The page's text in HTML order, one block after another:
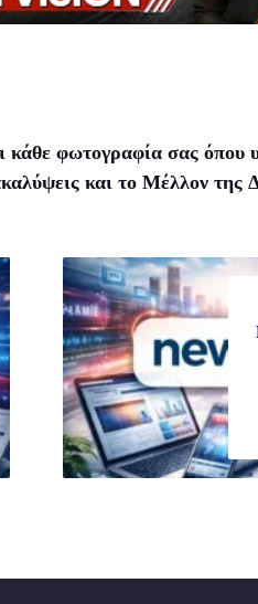
κάθε φωτογραφία σας όπου
και το Μέλλον της